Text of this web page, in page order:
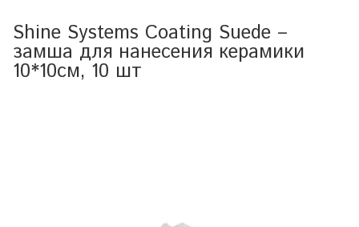
Shine Systems Coating Suede –
замша для нанесения керамики
10*10см, 10 шт